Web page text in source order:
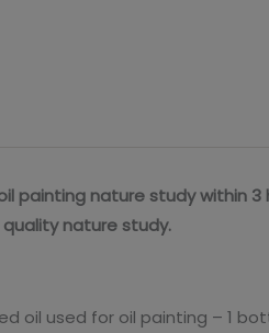
painting nature study within
nature study.
oil used for oil painting – 1